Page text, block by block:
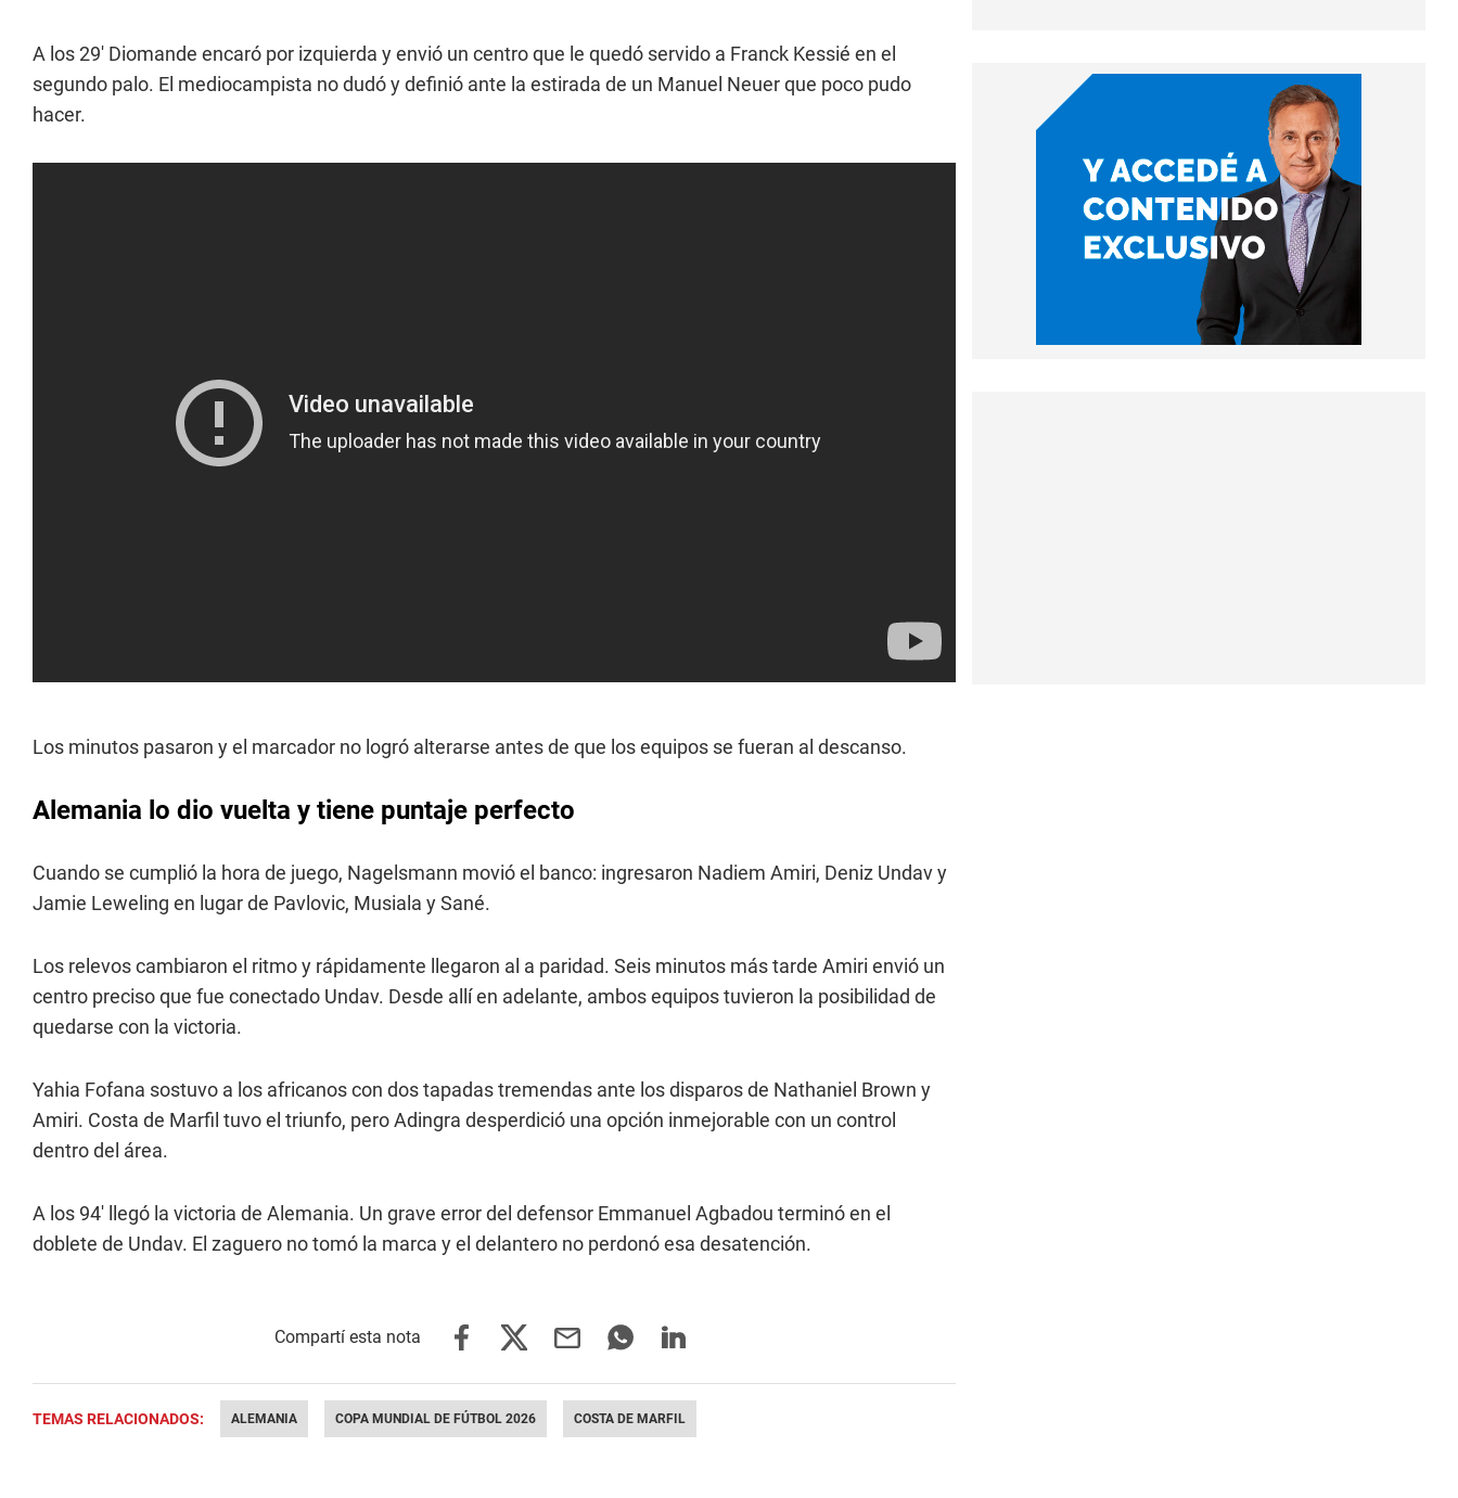
A los 29' Diomande encaró por izquierda y envió un centro que le quedó servido a Franck Kessié en el
segundo palo. El mediocampista no dudó y definió ante la estirada de un Manuel Neuer que poco pudo
hacer.
Los minutos pasaron y el marcador no logró alterarse antes de que los equipos se fueran al descanso.
Alemania lo dio vuelta y tiene puntaje perfecto
Cuando se cumplió la hora de juego, Nagelsmann movió el banco: ingresaron Nadiem Amiri, Deniz Undav y
Jamie Leweling en lugar de Pavlovic, Musiala y Sané.
Los relevos cambiaron el ritmo y rápidamente llegaron al a paridad. Seis minutos más tarde Amiri envió un
centro preciso que fue conectado Undav. Desde allí en adelante, ambos equipos tuvieron la posibilidad de
quedarse con la victoria.
Yahia Fofana sostuvo a los africanos con dos tapadas tremendas ante los disparos de Nathaniel Brown y
Amiri. Costa de Marfil tuvo el triunfo, pero Adingra desperdició una opción inmejorable con un control
dentro del área.
A los 94' llegó la victoria de Alemania. Un grave error del defensor Emmanuel Agbadou terminó en el
doblete de Undav. El zaguero no tomó la marca y el delantero no perdonó esa desatención.
TEMAS RELACIONADOS: ALEMANIA COPA MUNDIAL DE FÚTBOL 2026 COSTA DE MARFIL